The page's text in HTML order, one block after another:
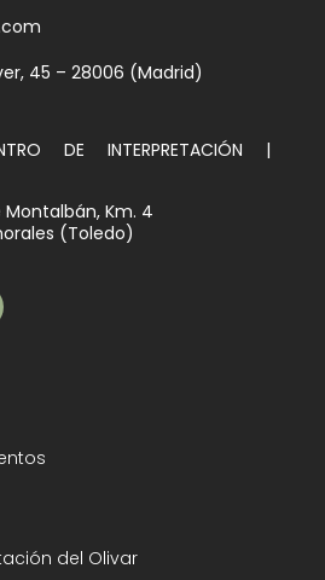
45 – 28006 (Madrid)
DE INTERPRETACIÓN |
Km. 4
(Toledo)
del Olivar